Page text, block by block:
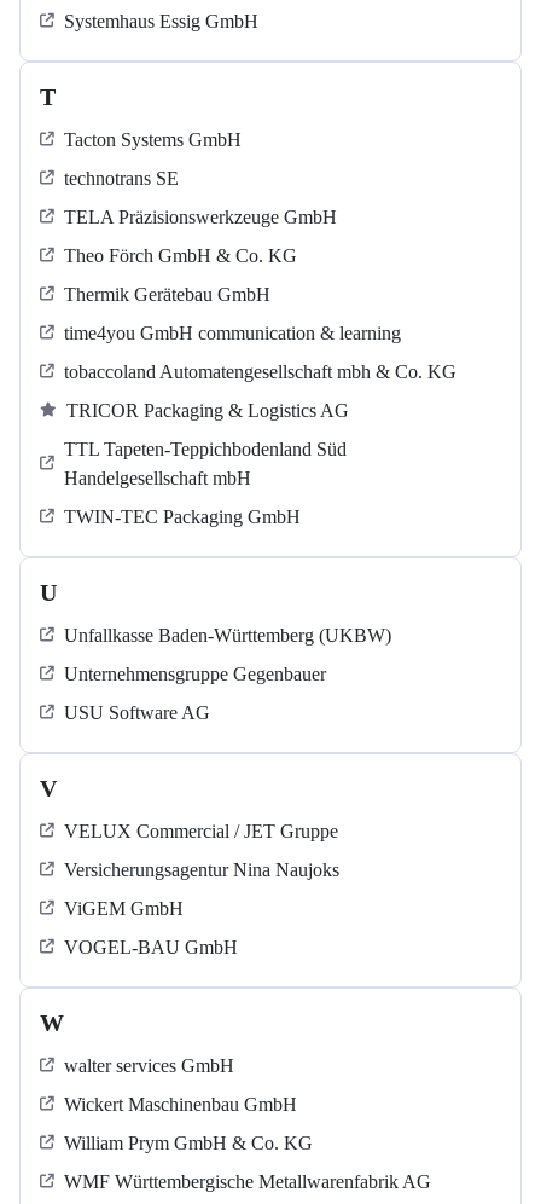
Systemhaus Essig GmbH
T
Tacton Systems GmbH
technotrans SE
TELA Präzisionswerkzeuge GmbH
Theo Förch GmbH & Co. KG
Thermik Gerätebau GmbH
time4you GmbH communication & learning
tobaccoland Automatengesellschaft mbh & Co. KG
TRICOR Packaging & Logistics AG
TTL Tapeten-Teppichbodenland Süd
Handelgesellschaft mbH
TWIN-TEC Packaging GmbH
U
Unfallkasse Baden-Württemberg (UKBW)
Unternehmensgruppe Gegenbauer
USU Software AG
V
VELUX Commercial / JET Gruppe
Versicherungsagentur Nina Naujoks
ViGEM GmbH
VOGEL-BAU GmbH
W
walter services GmbH
Wickert Maschinenbau GmbH
William Prym GmbH & Co. KG
WMF Württembergische Metallwarenfabrik AG